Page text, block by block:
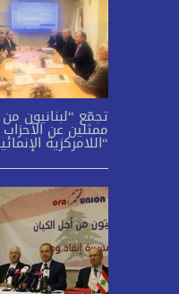
تجمّع “لبنانيون
ممثلين عن
“اللامركزية